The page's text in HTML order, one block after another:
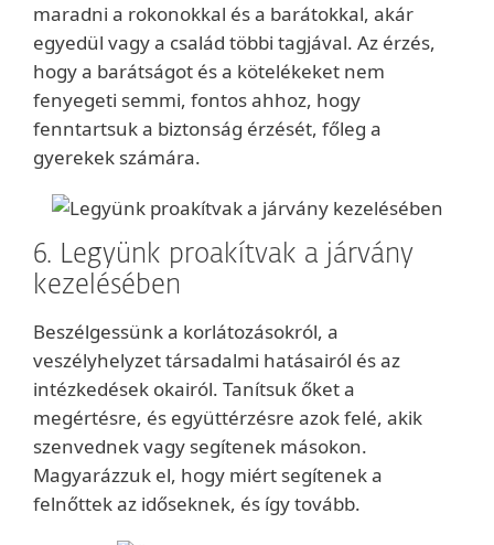
maradni a rokonokkal és a barátokkal, akár
egyedül vagy a család többi tagjával. Az érzés,
hogy a barátságot és a kötelékeket nem
fenyegeti semmi, fontos ahhoz, hogy
fenntartsuk a biztonság érzését, főleg a
gyerekek számára.
6. Legyünk proakítvak a járvány
kezelésében
Beszélgessünk a korlátozásokról, a
veszélyhelyzet társadalmi hatásairól és az
intézkedések okairól. Tanítsuk őket a
megértésre, és együttérzésre azok felé, akik
szenvednek vagy segítenek másokon.
Magyarázzuk el, hogy miért segítenek a
felnőttek az időseknek, és így tovább.